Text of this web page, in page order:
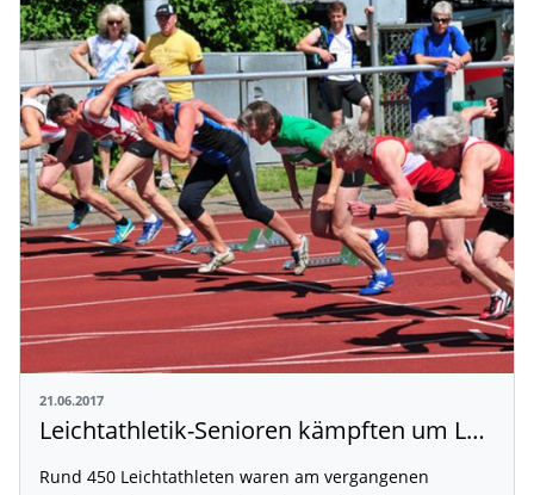
21.06.2017
Leichtathletik-Senioren kämpften um Landestitel
Rund 450 Leichtathleten waren am vergangenen